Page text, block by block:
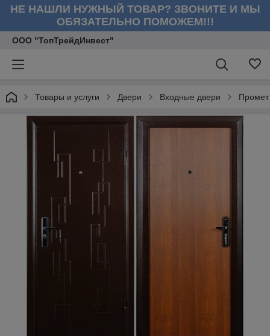
НЕ НАШЛИ НУЖНЫЙ ТОВАР? ЗВОНИТЕ И МЫ
ОБЯЗАТЕЛЬНО ПОМОЖЕМ!!!
ООО "ТопТрейдИнвест"
Товары и услуги Двери Входные двери Промет